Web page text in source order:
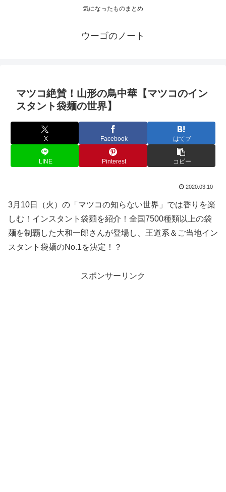
気になったものまとめ
ウーゴのノート
マツコ絶賛！山形の鳥中華【マツコのイン
スタント袋麺の世界】
X Facebook はてブ
LINE Pinterest コピー
2020.03.10
3月10日（火）の「マツコの知らない世界」では香りを楽
しむ！インスタント袋麺を紹介！全国7500種類以上の袋
麺を制覇した大和一郎さんが登場し、王道系＆ご当地イン
スタント袋麺のNo.1を決定！？
スポンサーリンク